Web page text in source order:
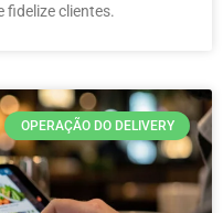
fidelize clientes.
OPERAÇÃO DO DELIVERY